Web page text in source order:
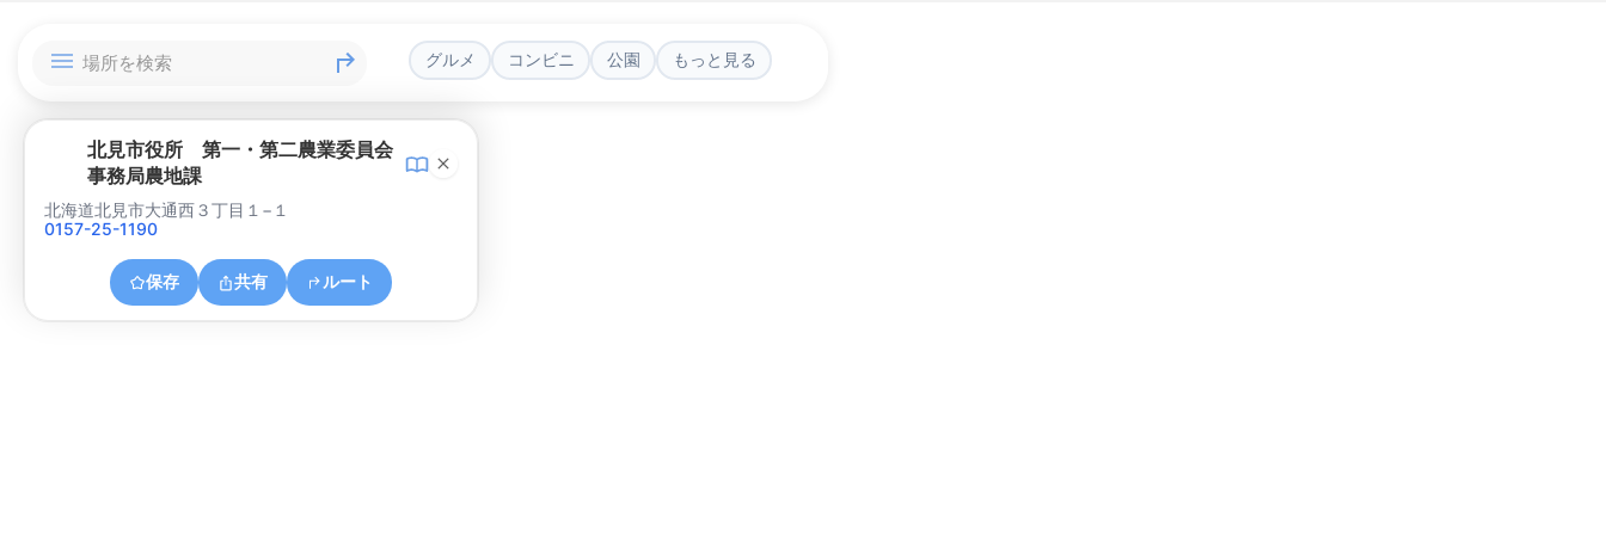
グルメ コンビニ 公園 もっと見る
北見市役所 第一・第二農業委員会
事務局農地課
北海道北見市大通西３丁目１−１
0157-25-1190
保存 共有 ルート